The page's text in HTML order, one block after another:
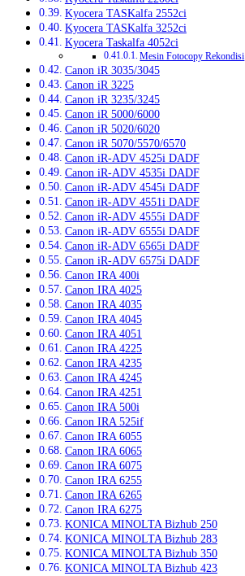
Kyocera TASKalfa 2552ci
Kyocera TASKalfa 3252ci
Kyocera Taskalfa 4052ci
Mesin Fotocopy Rekondisi
Canon iR 3035/3045
Canon iR 3225
Canon iR 3235/3245
Canon iR 5000/6000
Canon iR 5020/6020
Canon iR 5070/5570/6570
Canon iR-ADV 4525i DADF
Canon iR-ADV 4535i DADF
Canon iR-ADV 4545i DADF
Canon iR-ADV 4551i DADF
Canon iR-ADV 4555i DADF
Canon iR-ADV 6555i DADF
Canon iR-ADV 6565i DADF
Canon iR-ADV 6575i DADF
Canon IRA 400i
Canon IRA 4025
Canon IRA 4035
Canon IRA 4045
Canon IRA 4051
Canon IRA 4225
Canon IRA 4235
Canon IRA 4245
Canon IRA 4251
Canon IRA 500i
Canon IRA 525if
Canon IRA 6055
Canon IRA 6065
Canon IRA 6075
Canon IRA 6255
Canon IRA 6265
Canon IRA 6275
KONICA MINOLTA Bizhub 250
KONICA MINOLTA Bizhub 283
KONICA MINOLTA Bizhub 350
KONICA MINOLTA Bizhub 423